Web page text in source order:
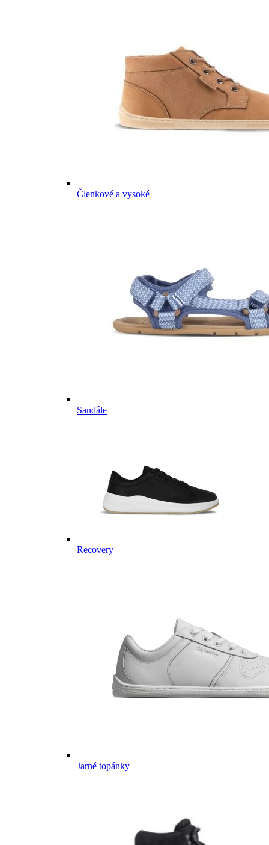
Členkové a vysoké
Sandále
Recovery
Jarné topánky